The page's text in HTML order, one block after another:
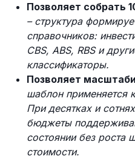
Позволяет собрать
– структура
справочников:
CBS, ABS, RBS и
классификаторы.
Позволяет
шаблон применяется
При десятках и
бюджеты
состоянии без роста
стоимости.